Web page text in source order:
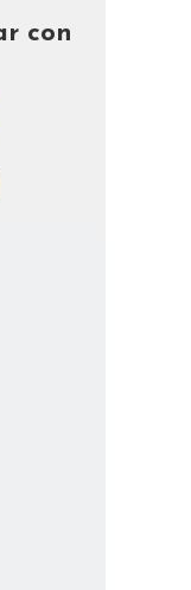
con